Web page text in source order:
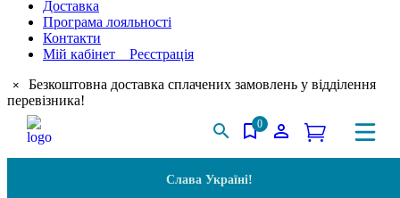
Доставка
Програма лояльності
Контакти
Мій кабінет Реєстрація
×
Безкоштовна доставка сплачених замовлень у відділення
перевізника!
0
Слава Україні!